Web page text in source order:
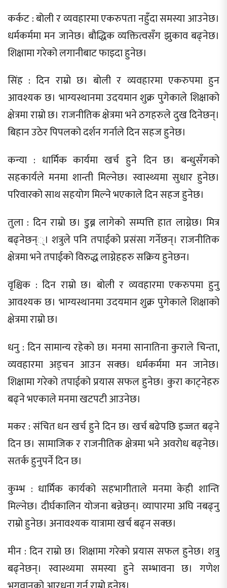
कर्कट : बोली र व्यवहारमा एकरुपता नहुँदा समस्या आउनेछ।
धर्मकर्ममा मन जानेछ। बौद्धिक व्यक्तित्वसँग झुकाव बढ्नेछ।
शिक्षामा गरेको लगानीबाट फाइदा हुनेछ।
सिंह : दिन राम्रो छ। बोली र व्यवहारमा एकरुपमा हुन
आवश्यक छ। भाग्यस्थानमा उदयमान शुक्र पुगेकाले शिक्षाको
क्षेत्रमा राम्रो छ। राजनीतिक क्षेत्रमा भने ठगहरुले दुख दिनेछन्।
बिहान उठेर पिपलको दर्शन गर्नाले दिन सहज हुनेछ।
कन्या : धार्मिक कार्यमा खर्च हुने दिन छ। बन्धुसँगको
सहकार्यले मनमा शान्ती मिल्नेछ। स्वास्थ्यमा सुधार हुनेछ।
परिवारको साथ सहयोग मिल्ने भएकाले दिन सहज हुनेछ।
तुला : दिन राम्रो छ। डुब्न लागेको सम्पत्ति हात लाग्नेछ। मित्र
बढ्नेछन््। शत्रुले पनि तपाईको प्रसंसा गर्नेछन्। राजनीतिक
क्षेत्रमा भने तपाईको विरुद्ध लाग्नेहहरु सक्रिय हुनेछन।
वृश्चिक : दिन राम्रो छ। बोली र व्यवहारमा एकरुपमा हुनु
आवश्यक छ। भाग्यस्थानमा उदयमान शुक्र पुगेकाले शिक्षाको
क्षेत्रमा राम्रो छ।
धनु : दिन सामान्य रहेको छ। मनमा सानातिना कुराले चिन्ता,
व्यवहारमा अड्चन आउन सक्छ। धर्मकर्ममा मन जानेछ।
शिक्षामा गरेको तपाईको प्रयास सफल हुनेछ। कुरा काट्नेहरु
बढ्ने भएकाले मनमा खटपटी आउनेछ।
मकर : संचित धन खर्च हुने दिन छ। खर्च बढेपछि इज्जत बढ्ने
दिन छ। सामाजिक र राजनीतिक क्षेत्रमा भने अवरोध बढ्नेछ।
सतर्क हुनुपर्ने दिन छ।
कुम्भ : धार्मिक कार्यको सहभागीताले मनमा केही शान्ति
मिल्नेछ। दीर्घकालिन योजना बन्नेछन्। व्यापारमा अघि नबढ्नु
राम्रो हुनेछ। अनावश्यक यात्रामा खर्च बढ्न सक्छ।
मीन : दिन राम्रो छ। शिक्षामा गरेको प्रयास सफल हुनेछ। शत्रु
बढ्नेछन्। स्वास्थ्यमा समस्या हुने सम्भावना छ। गणेश